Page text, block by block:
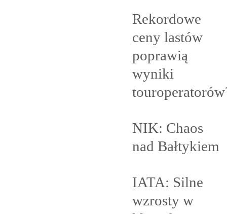
Rekordowe
ceny lastów
poprawią
wyniki
NIK: Chaos
nad Bałtykiem
IATA: Silne
wzrosty w